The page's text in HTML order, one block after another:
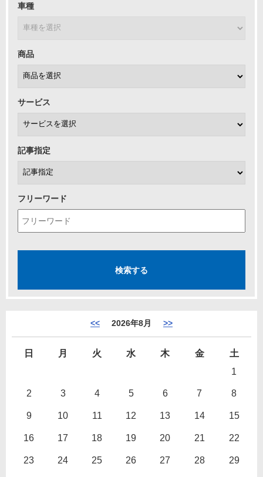
車種
商品
サービス
記事指定
フリーワード
<< 2026年8月 >>
日 月 火 水 木 金
土
1
2 3 4 5 6 7 8
9 10 11 12 13 14 15
16 17 18 19 20 21 22
23 24 25 26 27 28 29